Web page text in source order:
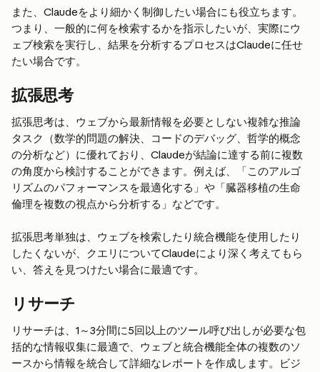
また、Claudeをより細かく制御したい場合にも役立ちます。
つまり、一般的に何を検索するかを指示したいが、実際にウ
ェブ検索を実行し、結果を分析するプロセスはClaudeに任せ
たい場合です。
拡張思考
拡張思考は、ウェブから最新情報を必要としない複雑な推論
タスク（数学的問題の解決、コードのデバッグ、哲学的概念
の分析など）に優れており、Claudeが結論に達する前に複数
の角度から検討することができます。例えば、「このアルゴ
リズムのパフォーマンスを最適化する」や「臓器移植の生命
倫理を複数の視点から分析する」などです。
拡張思考単独は、ウェブを検索したり統合機能を使用したり
したくないが、クエリについてClaudeにより深く考えてもら
い、答えを見つけたい場合に最適です。
リサーチ
リサーチは、1～3分間に5回以上のツール呼び出しが必要な包
括的な情報収集に最適で、ウェブと統合機能全体の複数のソ
ースから情報を統合して詳細なレポートを作成します。ビジ